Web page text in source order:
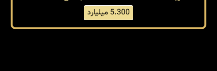
5.300 میلیارد